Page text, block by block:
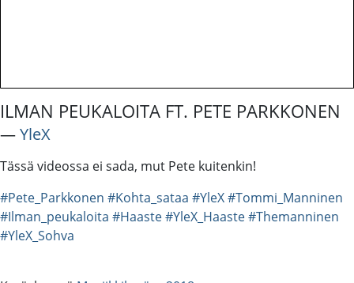
ILMAN PEUKALOITA FT. PETE PARKKONEN
―YleX
Tässä videossa ei sada, mut Pete kuitenkin!
#Pete_Parkkonen #Kohta_sataa #YleX#Tommi_Manninen
#Ilman_peukaloita #Haaste#YleX_Haaste#Themanninen
#YleX_Sohva